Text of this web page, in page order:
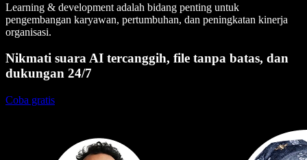
Learning & development adalah bidang penting untuk
pengembangan karyawan, pertumbuhan, dan peningkatan kinerja
organisasi.
Nikmati suara AI tercanggih, file tanpa batas, dan
dukungan 24/7
Coba gratis